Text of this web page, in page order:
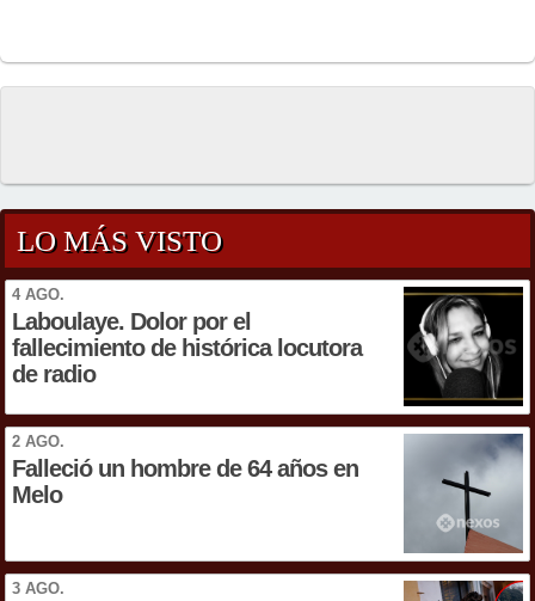
LO MÁS VISTO
4 AGO.
Laboulaye. Dolor por el
fallecimiento de histórica locutora
de radio
2 AGO.
Falleció un hombre de 64 años en
Melo
3 AGO.